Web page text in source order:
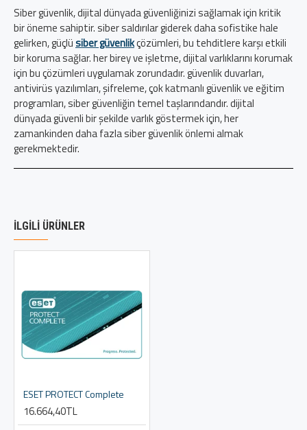
Siber güvenlik, dijital dünyada güvenliğinizi sağlamak için kritik
bir öneme sahiptir. siber saldırılar giderek daha sofistike hale
gelirken, güçlü siber güvenlikçözümleri, bu tehditlere karşı etkili
bir koruma sağlar. her birey ve işletme, dijital varlıklarını korumak
için bu çözümleri uygulamak zorundadır. güvenlik duvarları,
antivirüs yazılımları, şifreleme, çok katmanlı güvenlik ve eğitim
programları, siber güvenliğin temel taşlarındandır. dijital
dünyada güvenli bir şekilde varlık göstermek için, her
zamankinden daha fazla siber güvenlik önlemi almak
gerekmektedir.
İLGILI ÜRÜNLER
ESET PROTECT Complete
16.664,40TL